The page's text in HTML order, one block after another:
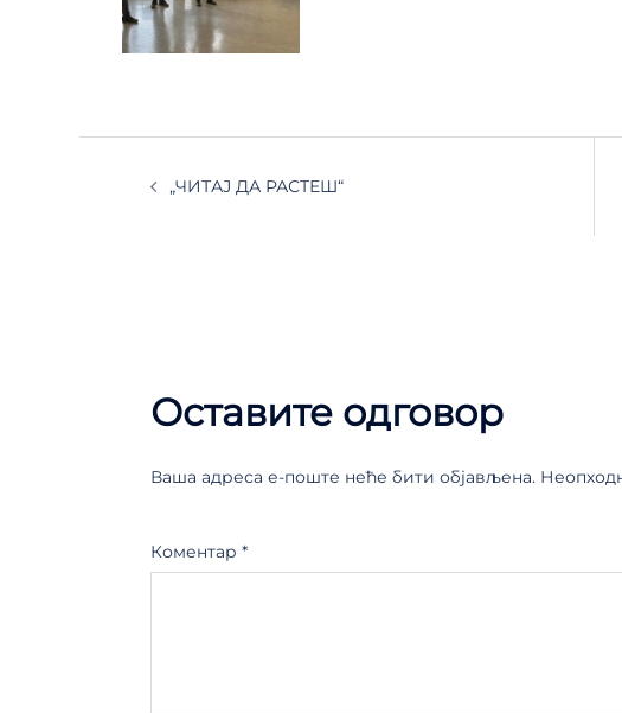
„ЧИТАЈ ДА РАСТЕШ“
Оставите одговор
Ваша адреса е-поште неће бити објављена.
Коментар *